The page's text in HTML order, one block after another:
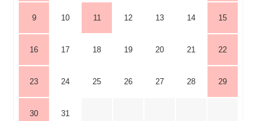
9 10 11 12 13 14 15
16 17 18 19 20 21 22
23 24 25 26 27 28 29
30 31